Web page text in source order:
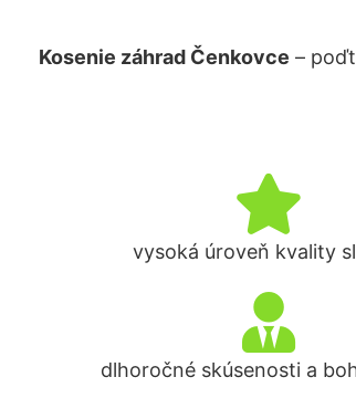
Kosenie záhrad Čenkovce –
vysoká úroveň kvality
dlhoročné skúsenosti a